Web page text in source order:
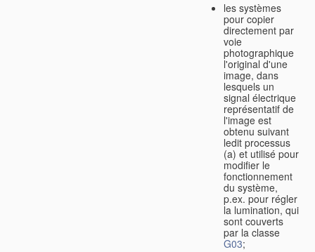
les systèmes
pour copier
directement par
voie
photographique
l'original d'une
image, dans
lesquels un
signal électrique
représentatif de
l'image est
obtenu suivant
ledit processus
(a) et utilisé pour
modifier le
fonctionnement
du système,
p.ex. pour régler
la lumination, qui
sont couverts
par la classe
G03;